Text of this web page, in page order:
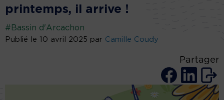
printemps, il arrive !
#Bassin d'Arcachon
Publié le 10 avril 2025 par Camille Coudy
Partager